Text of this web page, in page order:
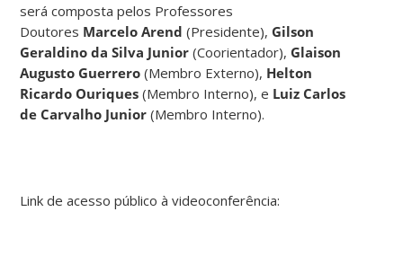
será composta pelos Professores
Doutores Marcelo Arend (Presidente), Gilson
Geraldino da Silva Junior (Coorientador), Glaison
Augusto Guerrero (Membro Externo), Helton
Ricardo Ouriques (Membro Interno), e Luiz Carlos
de Carvalho Junior(Membro Interno).
Link de acesso público à videoconferência: